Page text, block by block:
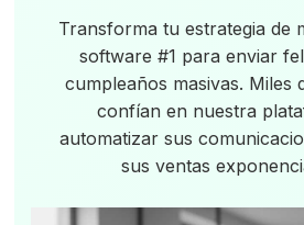
Transforma tu estrategia de
software #1 para enviar
cumpleaños masivas. Miles
confían en nuestra
automatizar sus
sus ventas